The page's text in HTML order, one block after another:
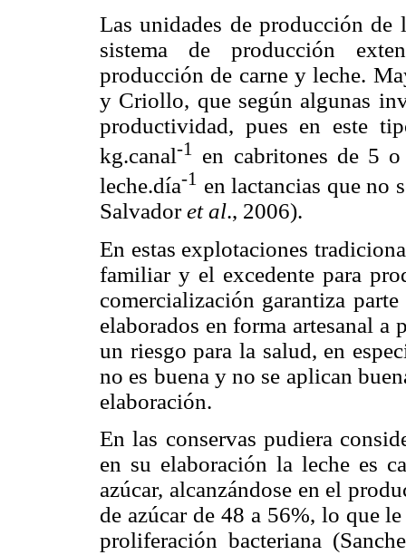
Las unidades de producción de
sistema de producción
producción de carne y leche.
y Criollo, que según algunas
productividad, pues en este
kg.canal-1
en cabritones de 5
leche.día-1 en lactancias que no
Salvadoret al., 2006).
En estas explotaciones
familiar y el excedente para
comercialización garantiza
elaborados en forma artesanal a
un riesgo para la salud, en
no es buena y no se aplican
elaboración.
En las conservas pudiera
en su elaboración la leche es
azúcar, alcanzándose en el
de azúcar de 48 a 56%, lo que
proliferación bacteriana